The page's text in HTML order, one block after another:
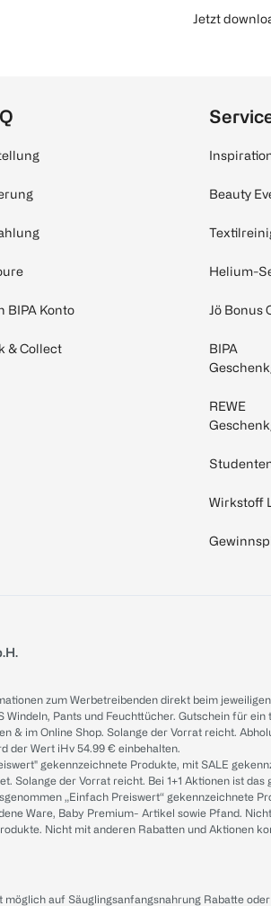
Jetzt
BIPA Konto
& Collect
Beauty
Helium-
Jö Bonus
BIPA
REWE
Wirkstoff
zum Werbetreibenden direkt beim
Windeln, Pants und Feuchttücher. Gutschein für
& im Online Shop. Solange der Vorrat reicht.
der Wert iHv 54.99 € einbehalten.
gekennzeichnete Produkte, mit SALE
Solange der Vorrat reicht. Bei 1+1 Aktionen ist das
„Einfach Preiswert“
Ware, Baby Premium- Artikel sowie Pfand.
Nicht mit anderen Rabatten und Aktionen
auf Säuglingsanfangsnahrung Rabatte